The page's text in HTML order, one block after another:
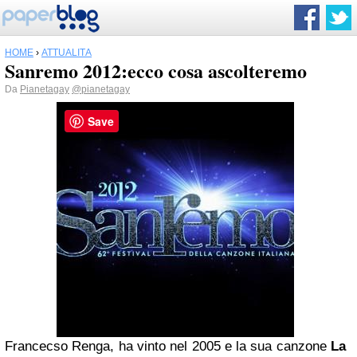
HOME › ATTUALITÀ
Sanremo 2012:ecco cosa ascolteremo
Da Pianetagay @pianetagay
Francecso Renga, ha vinto nel 2005 e la sua canzone La
Save